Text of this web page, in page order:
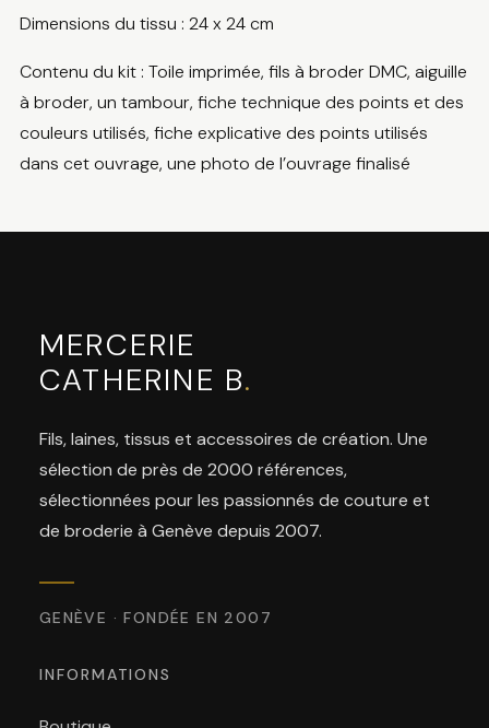
Dimensions du tissu : 24 x 24 cm
Contenu du kit : Toile imprimée, fils à broder DMC, aiguille
à broder, un tambour, fiche technique des points et des
couleurs utilisés, fiche explicative des points utilisés
dans cet ouvrage, une photo de l’ouvrage finalisé
MERCERIE
CATHERINE B.
Fils, laines, tissus et accessoires de création. Une
sélection de près de 2000 références,
sélectionnées pour les passionnés de couture et
de broderie à Genève depuis 2007.
GENÈVE · FONDÉE EN 2007
INFORMATIONS